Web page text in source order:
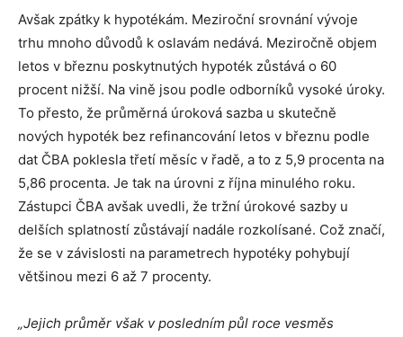
Avšak zpátky k hypotékám. Meziroční srovnání vývoje
trhu mnoho důvodů k oslavám nedává. Meziročně objem
letos v březnu poskytnutých hypoték zůstává o 60
procent nižší. Na vině jsou podle odborníků vysoké úroky.
To přesto, že průměrná úroková sazba u skutečně
nových hypoték bez refinancování letos v březnu podle
dat ČBA poklesla třetí měsíc v řadě, a to z 5,9 procenta na
5,86 procenta. Je tak na úrovni z října minulého roku.
Zástupci ČBA avšak uvedli, že tržní úrokové sazby u
delších splatností zůstávají nadále rozkolísané. Což značí,
že se v závislosti na parametrech hypotéky pohybují
většinou mezi 6 až 7 procenty.
„Jejich průměr však v posledním půl roce vesměs